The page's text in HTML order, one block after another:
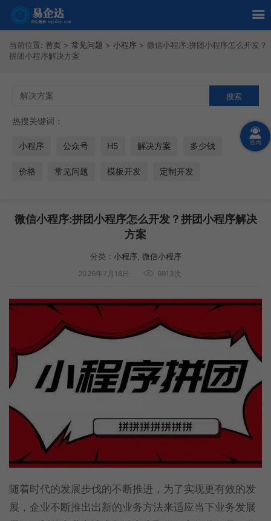
当前位置: 首页 > 常见问题 > 小程序 > 微信小程序:拼团小程序怎么开发？
拼团小程序解决方案
热搜关键词：
小程序 公众号 H5 解决方案 多少钱
价格 常见问题 模板开发 定制开发
微信小程序:拼团小程序怎么开发？拼团小程序解决
方案
分类： 小程序 微信小程序
2026年7月18日 9913次
随着时代的发展步伐的不断推进，为了实现更有效的发
展，企业不断推出出新的业务方法来适应当下业务发展